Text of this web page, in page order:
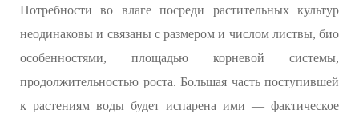
Потребности во влаге посреди растительных культур
неодинаковы и связаны с размером и числом листвы, био
особенностями, площадью корневой системы,
продолжительностью роста. Большая часть поступившей
к растениям воды будет испарена ими — фактическое